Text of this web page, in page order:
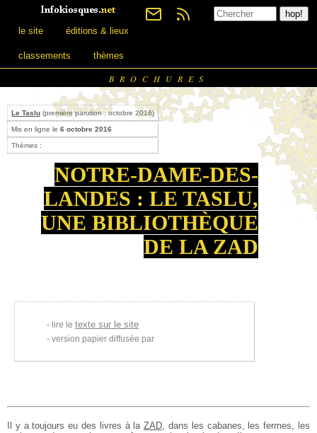
le site éditions & lieux
classements thèmes
BROCHURES
Le Taslu (première parution : octobre 2016)
Mis en ligne le 6 octobre 2016
Thèmes :
NOTRE-DAME-DES-
LANDES : LE TASLU,
UNE BIBLIOTHÈQUE
DE LA ZAD
lire le texte sur le site
version papier diffusée par
Il y a toujours eu des livres à laZAD, dans les cabanes, les fermes, les